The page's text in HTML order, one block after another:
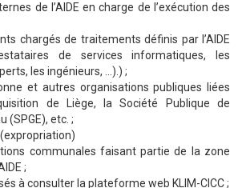
de l’AIDE en charge de l’exécution des
chargés de traitements définis par l’AIDE
de services informatiques, les
les ingénieurs, …).) ;
et autres organisations publiques liées
de Liège, la Société Publique de
(SPGE), etc. ;
communales faisant partie de la zone
;
à consulter la plateforme web KLIM-CICC ;